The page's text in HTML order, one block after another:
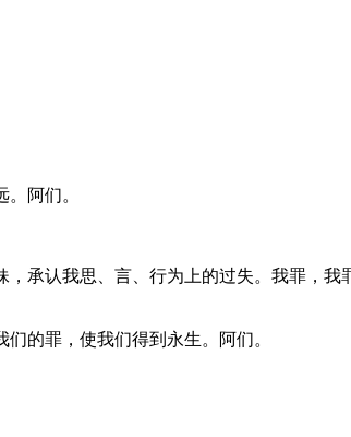
阿们。
，承认我思、言、行为上的过失。我罪，
的罪，使我们得到永生。阿们。